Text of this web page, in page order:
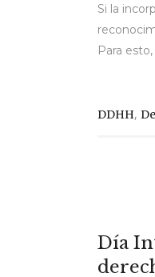
Si la
Para
DDHH,
Día